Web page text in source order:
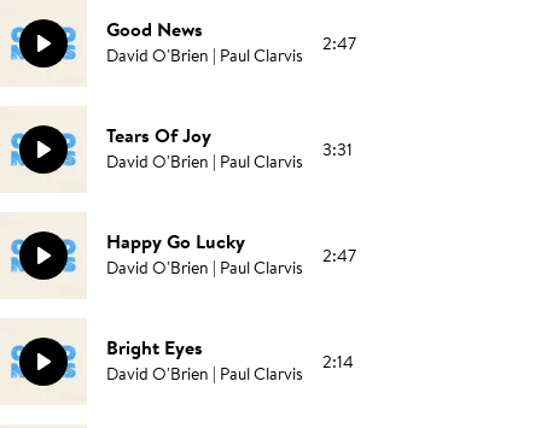
Good News
David O'Brien | Paul Clarvis 2:47
Tears Of Joy
David O'Brien | Paul Clarvis 3:31
Happy Go Lucky
David O'Brien | Paul Clarvis 2:47
Bright Eyes
David O'Brien | Paul Clarvis 2:14